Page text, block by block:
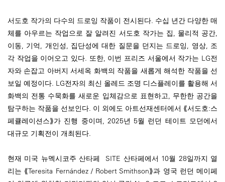
서도호 작가의 다수의 드로잉 작품이 전시된다. 수십 년간 다양한 매
체를 아우르는 작업으로 잘 알려진 서도호 작가는 집, 물리적 공간,
이동, 기억, 개인성, 집단성에 대한 질문을 던지는 드로잉, 영상, 조
각 작업을 이어오고 있다. 또한, 이번 프리즈 서울에서 작가는 LG전
자와 손잡고 아버지 서세옥 화백의 작품을 새롭게 해석한 작품을 선
보일 예정이다. LG전자의 최신 올레드 조명 디스플레이를 활용해 서
화백의 전통 수묵화를 새로운 입체감으로 표현하고, 무한한 공간을
탐구하는 작품을 선보인다. 이 외에도 아트선재센터에서 ⟪서도호:스
페큘레이션스⟫가 진행 중이며, 2025년 5월 런던 테이트 모던에서
대규모 기획전이 개최된다.
현재 미국 뉴멕시코주 산타페 SITE 산타페에서 10월 28일까지 열
리는 ⟪Teresita Fernández / Robert Smithson⟫과 영국 런던 메이페